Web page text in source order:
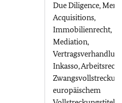
Due Diligence,
Acquisitions,
Immobilienrecht,
Mediation,
Inkasso,
europäischem